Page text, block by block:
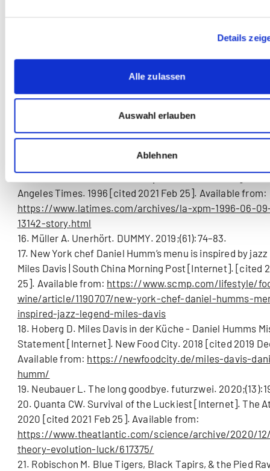
Details
Alle zulassen
Auswahl erlauben
Ablehnen
13. Rotberg RI. Anticorruption. Cambridge,
MIT Press; 2020. (The MIT Press essential knowledge
New York Times [Internet]. 2019 Jul 26 [cited 2021 Feb
https://www.nytimes.com/2019/07/26/arts/music/
15. Facebook, Twitter, options S more sharing,
Angeles Times. 1996 [cited 2021 Feb 25]. Available from:
https://www.latimes.com/archives/la-xpm-1996-06-
13142-story.html
16. Müller A. Unerhört. DUMMY. 2019;(61):74–83.
17. New York chef Daniel Humm’s menu is inspired by
Miles Davis | South China Morning Post [Internet]. [cited
25]. Available from: https://www.scmp.com/lifestyle/
wine/article/1190707/new-york-chef-daniel-humms-
inspired-jazz-legend-miles-davis
18. Hoberg D. Miles Davis in der Küche - Daniel Humms
Statement [Internet]. New Food City. 2018 [cited 2019
Available from: https://newfoodcity.de/miles-davis-
humm/
19. Neubauer L. The long goodbye. futurzwei.
20. Quanta CW. Survival of the Luckiest [Internet]. The
2020 [cited 2021 Feb 25]. Available from:
https://www.theatlantic.com/science/archive/2020/
theory-evolution-luck/617375/
21. Robischon M. Blue Tigers, Black Tapirs, & the Pied